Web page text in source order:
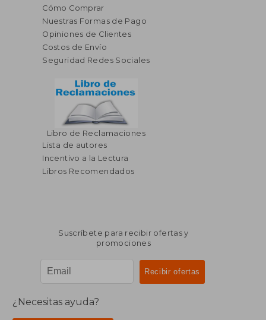
Cómo Comprar
Nuestras Formas de Pago
Opiniones de Clientes
Costos de Envío
Seguridad Redes Sociales
Libro de Reclamaciones
Lista de autores
Incentivo a la Lectura
Libros Recomendados
Suscríbete para recibir ofertas y
promociones
¿Necesitas ayuda?